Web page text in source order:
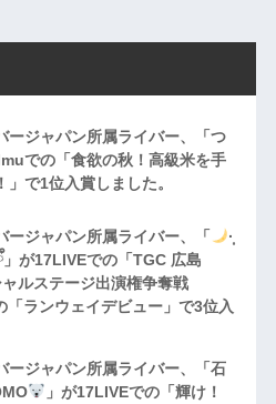
ージャパン所属ライバー、「つ
での「食欲の秋！高級米を手
」で1位入賞しました。
ージャパン所属ライバー、「
·̩͙
が17LIVEでの「TGC 広島
ルステージ出演権争奪戦
「ランウェイデビュー」で3位入
ージャパン所属ライバー、「石
」が17LIVEでの「輝け！